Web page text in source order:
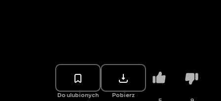
Do ulubionych Pobierz